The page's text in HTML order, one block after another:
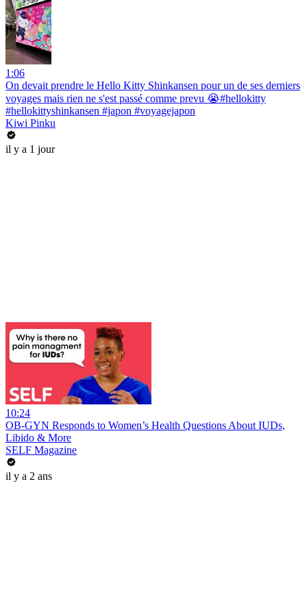
1:06
On devait prendre le Hello Kitty Shinkansen pour un de ses derniers
voyages mais rien ne s'est passé comme prevu 😭#hellokitty
#hellokittyshinkansen #japon #voyagejapon
Kiwi Pinku
il y a 1 jour
10:24
OB-GYN Responds to Women’s Health Questions About IUDs,
Libido & More
SELF Magazine
il y a 2 ans